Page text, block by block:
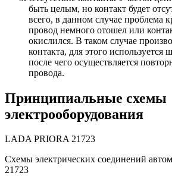
быть целым, но контакт будет
всего, в данном случае проблема
провод немного отошел или
окислился. В таком случае
контакта, для этого используется
после чего осуществляется
провода.
Принципиальные схемы
электрооборудования
LADA PRIORA 21723
Схемы электрических соединений
21723